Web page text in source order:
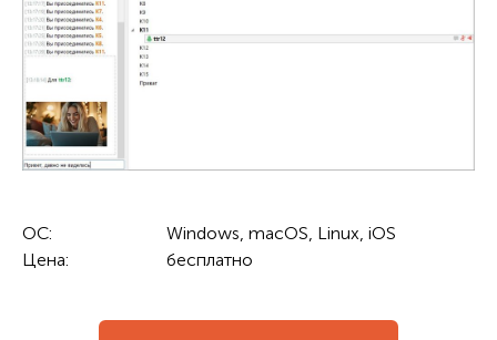
ОС:
Windows, macOS, Linux, iOS
Цена:
бесплатно